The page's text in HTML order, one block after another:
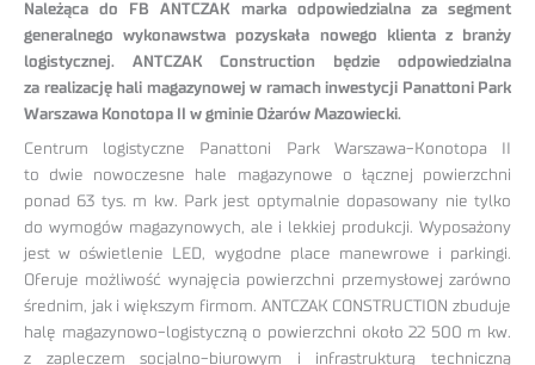
Należąca do FB ANTCZAK marka odpowiedzialna za segment
generalnego wykonawstwa pozyskała nowego klienta z branży
logistycznej. ANTCZAK Construction będzie odpowiedzialna
za realizację hali magazynowej w ramach inwestycji Panattoni Park
Warszawa Konotopa II w gminie Ożarów Mazowiecki.
Centrum logistyczne Panattoni Park Warszawa-Konotopa II
to dwie nowoczesne hale magazynowe o łącznej powierzchni
ponad 63 tys. m kw. Park jest optymalnie dopasowany nie tylko
do wymogów magazynowych, ale i lekkiej produkcji. Wyposażony
jest w oświetlenie LED, wygodne place manewrowe i parkingi.
Oferuje możliwość wynajęcia powierzchni przemysłowej zarówno
średnim, jak i większym firmom. ANTCZAK CONSTRUCTION zbuduje
halę magazynowo-logistyczną o powierzchni około 22 500 m kw.
z zapleczem socjalno-biurowym i infrastrukturą techniczną